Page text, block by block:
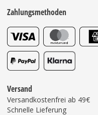
Zahlungsmethoden
Versand
Versandkostenfrei ab 49€
Schnelle Lieferung